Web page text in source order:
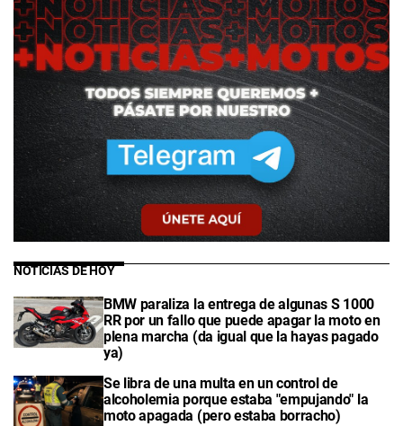
NOTICIAS DE HOY
BMW paraliza la entrega de algunas S 1000
RR por un fallo que puede apagar la moto en
plena marcha (da igual que la hayas pagado
ya)
Se libra de una multa en un control de
alcoholemia porque estaba "empujando" la
moto apagada (pero estaba borracho)